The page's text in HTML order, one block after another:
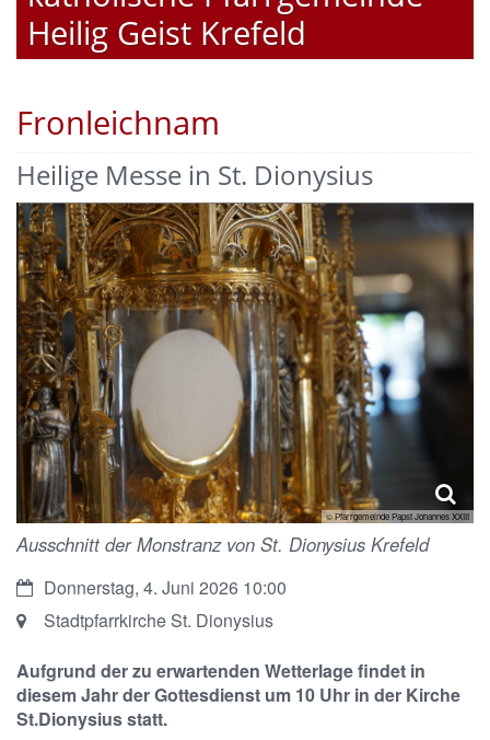
Heilig Geist Krefeld
Fronleichnam
Heilige Messe in St. Dionysius
© Pfarrgemeinde Papst Johannes XXIII
Ausschnitt der Monstranz von St. Dionysius Krefeld
Datum:Donnerstag, 4. Juni 2026 10:00
Ort: Stadtpfarrkirche St. Dionysius
Aufgrund der zu erwartenden Wetterlage findet in
diesem Jahr der Gottesdienst um 10 Uhr in der Kirche
St.Dionysius statt.